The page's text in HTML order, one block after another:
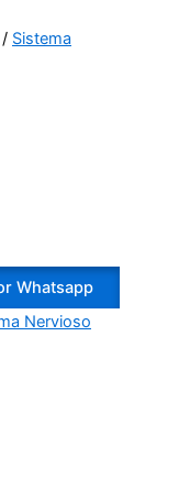
/ Sistema
Whatsapp
Nervioso